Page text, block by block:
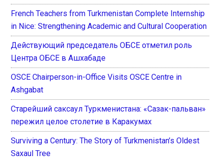
French Teachers from Turkmenistan Complete Internship
in Nice: Strengthening Academic and Cultural Cooperation
Действующий председатель ОБСЕ отметил роль
Центра ОБСЕ в Ашхабаде
OSCE Chairperson-in-Office Visits OSCE Centre in
Ashgabat
Старейший саксаул Туркменистана: «Сазак-пальван»
пережил целое столетие в Каракумах
Surviving a Century: The Story of Turkmenistan’s Oldest
Saxaul Tree